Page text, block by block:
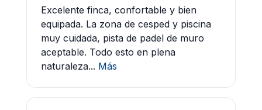
Excelente finca, confortable y bien
equipada. La zona de cesped y piscina
muy cuidada, pista de padel de muro
aceptable. Todo esto en plena
naturaleza... Más